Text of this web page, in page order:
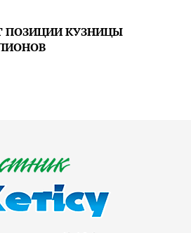
ПОЗИЦИИ КУЗНИЦЫ